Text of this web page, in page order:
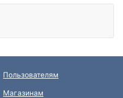
Пользователям
Магазинам